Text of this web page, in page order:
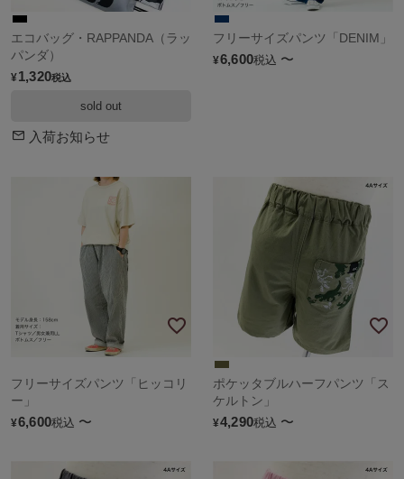
エコバッグ・RAPPANDA（ラッ
パンダ）
¥1,320税込
sold out
入荷お知らせ
フリーサイズパンツ「DENIM」
¥6,600税込 〜
フリーサイズパンツ「ヒッコリ
ー」
¥6,600税込 〜
ポケッタブルハーフパンツ「ス
ケルトン」
¥4,290税込 〜